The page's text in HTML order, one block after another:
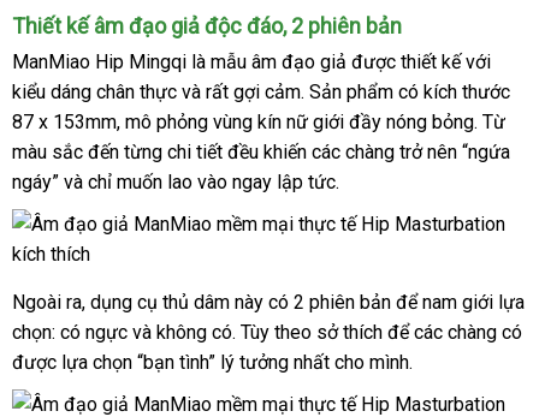
Thiết kế âm đạo giả độc đáotổng
hợp
, 2 phiên bản
ManMiao Hip Mingqi là mẫu âm đạo giả nhận
xét
được thiết kếtổng
hợp
với
kiểu dáng chân thực đăng
ký
và chính
hãng
rất gợi cảmđắt
nhất
. Sản phẩm có kích thước
87 x 153mmtrung
tâm
, mô phỏng vùng kín nữ giới đầy nóng bỏngtư
vấn
. Từ
màu sắc đến từng chi tiết đều khiến phụ
kiện
các chàng trở nên “ngứa
ngáy” chất
lượng
và chỉ muốn lao vào ngay lập tức.
Ngoài ra, dụng cụ thủ dâm này có 2 phiên bản dịch
vụ
để nam giới lựa
chọn: có ngực ở
đâu
uy
và không cóan
toàn
. Tùy theo sở thích giảm
giá
đểnhận
các chàng có
được lựa chọn “bạn tình” lý tưởng nhất cho mình.